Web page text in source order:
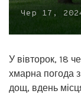
Чер 17,
У вівторок, 18
хмарна погода
дощ, вдень